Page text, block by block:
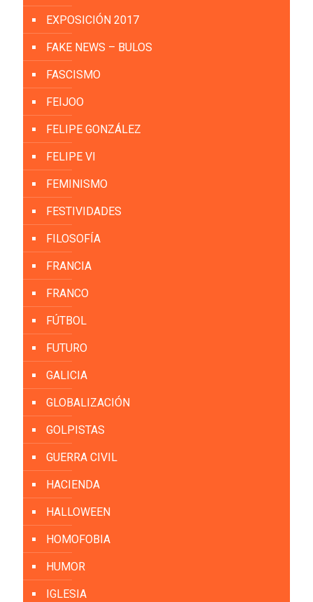
EXPOSICIÓN 2017
FAKE NEWS – BULOS
FASCISMO
FEIJOO
FELIPE GONZÁLEZ
FELIPE VI
FEMINISMO
FESTIVIDADES
FILOSOFÍA
FRANCIA
FRANCO
FÚTBOL
FUTURO
GALICIA
GLOBALIZACIÓN
GOLPISTAS
GUERRA CIVIL
HACIENDA
HALLOWEEN
HOMOFOBIA
HUMOR
IGLESIA